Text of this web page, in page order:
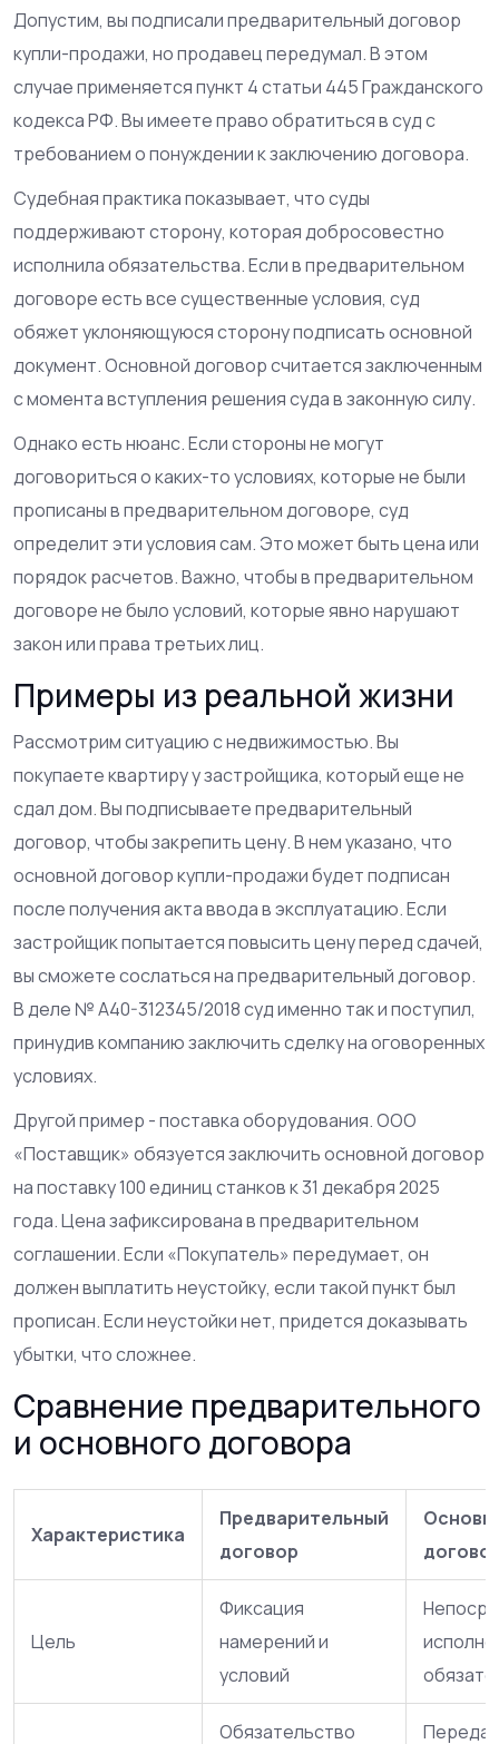
Допустим, вы подписали предварительный договор
купли-продажи, но продавец передумал. В этом
случае применяется пункт 4 статьи 445 Гражданского
кодекса РФ. Вы имеете право обратиться в суд с
требованием о понуждении к заключению договора.
Судебная практика показывает, что суды
поддерживают сторону, которая добросовестно
исполнила обязательства. Если в предварительном
договоре есть все существенные условия, суд
обяжет уклоняющуюся сторону подписать основной
документ. Основной договор считается заключенным
с момента вступления решения суда в законную силу.
Однако есть нюанс. Если стороны не могут
договориться о каких-то условиях, которые не были
прописаны в предварительном договоре, суд
определит эти условия сам. Это может быть цена или
порядок расчетов. Важно, чтобы в предварительном
договоре не было условий, которые явно нарушают
закон или права третьих лиц.
Примеры из реальной жизни
Рассмотрим ситуацию с недвижимостью. Вы
покупаете квартиру у застройщика, который еще не
сдал дом. Вы подписываете предварительный
договор, чтобы закрепить цену. В нем указано, что
основной договор купли-продажи будет подписан
после получения акта ввода в эксплуатацию. Если
застройщик попытается повысить цену перед сдачей,
вы сможете сослаться на предварительный договор.
В деле № А40-312345/2018 суд именно так и поступил,
принудив компанию заключить сделку на оговоренных
условиях.
Другой пример - поставка оборудования. ООО
«Поставщик» обязуется заключить основной договор
на поставку 100 единиц станков к 31 декабря 2025
года. Цена зафиксирована в предварительном
соглашении. Если «Покупатель» передумает, он
должен выплатить неустойку, если такой пункт был
прописан. Если неустойки нет, придется доказывать
убытки, что сложнее.
Сравнение предварительного
и основного договора
Характеристика
Предварительный
договор
Цель
Фиксация
намерений и
условий
Обязательство